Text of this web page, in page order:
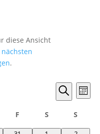
diese Ansicht
nächsten
.
Suche
und
Suche
Monat
F S Samstag
S